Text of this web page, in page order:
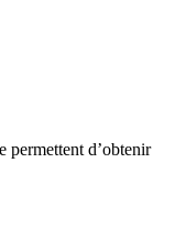
d’obtenir